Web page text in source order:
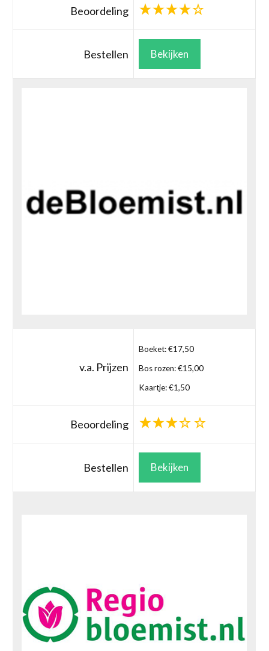
Beoordeling
Bestellen Bekijken
v.a. Prijzen
Boeket: €17,50
Bos rozen: €15,00
Kaartje: €1,50
Beoordeling
Bestellen Bekijken